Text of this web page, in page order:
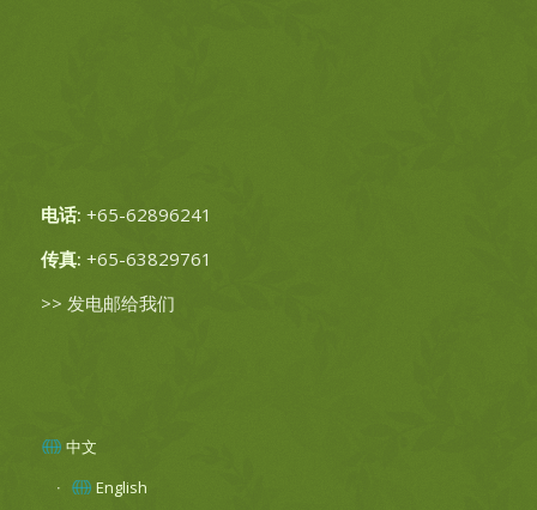
电话: +65-62896241
传真: +65-63829761
>> 发电邮给我们
中文
English